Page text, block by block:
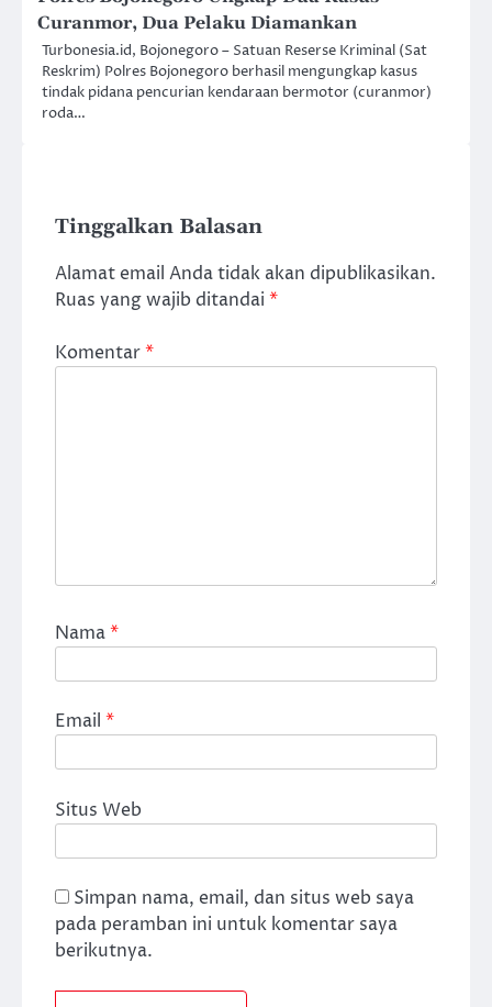
Curanmor, Dua Pelaku Diamankan
Turbonesia.id, Bojonegoro – Satuan Reserse Kriminal (Sat
Reskrim) Polres Bojonegoro berhasil mengungkap kasus
tindak pidana pencurian kendaraan bermotor (curanmor)
roda…
Tinggalkan Balasan
Alamat email Anda tidak akan dipublikasikan.
Ruas yang wajib ditandai *
Komentar*
Nama*
Email *
Situs Web
Simpan nama, email, dan situs web saya
pada peramban ini untuk komentar saya
berikutnya.